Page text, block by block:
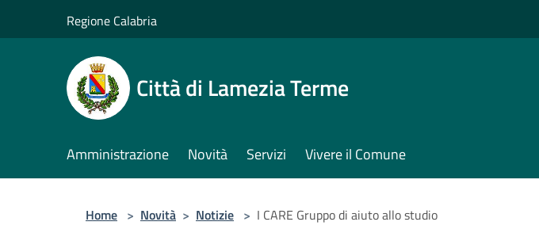
Regione Calabria
Città di Lamezia Terme
Amministrazione Novità Servizi Vivere il Comune
Home > Novità > Notizie > I CARE Gruppo di aiuto allo studio